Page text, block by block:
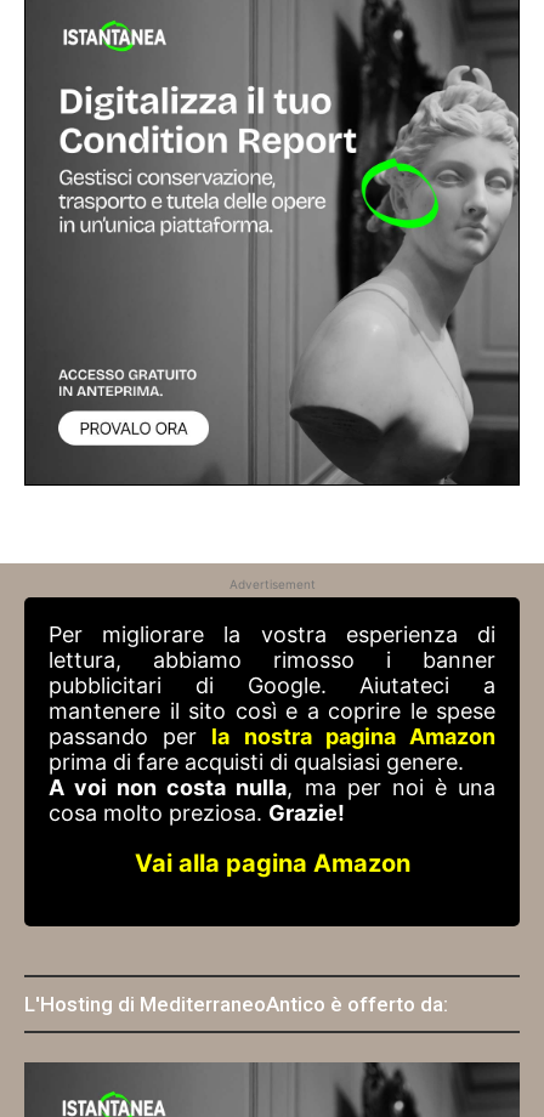
Advertisement
Per migliorare la vostra esperienza di
lettura, abbiamo rimosso i banner
pubblicitari di Google. Aiutateci a
mantenere il sito così e a coprire le spese
passando per la nostra pagina Amazon
prima di fare acquisti di qualsiasi genere.
A voi non costa nulla, ma per noi è una
cosa molto preziosa. Grazie!
Vai alla pagina Amazon
L'Hosting di MediterraneoAntico è offerto da: